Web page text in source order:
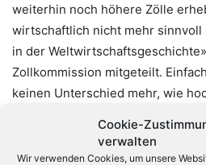
Cookie-
verwalten
Wir verwenden Cookies, um unsere
weiterhin noch höhere Zölle
wirtschaftlich nicht mehr sinnvoll
in der
Zollkommission mitgeteilt.
keinen Unterschied mehr, wie
dem Markt Akzeptanz zu finden.